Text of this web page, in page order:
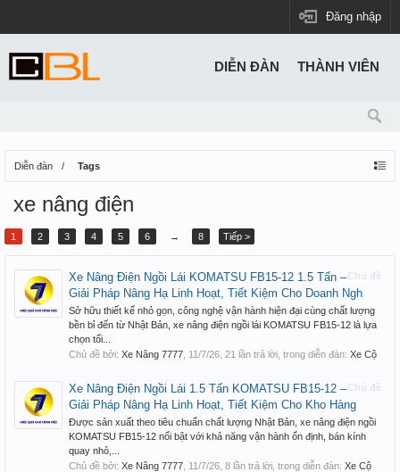
Đăng nhập
Diễn đàn Tags
xe nâng điện
1 2 3 4 5 6 → 8 Tiếp >
Chủ đề
Xe Nâng Điện Ngồi Lái KOMATSU FB15-12 1.5 Tấn –
Giải Pháp Nâng Hạ Linh Hoạt, Tiết Kiệm Cho Doanh Ngh
Sở hữu thiết kế nhỏ gọn, công nghệ vận hành hiện đại cùng chất lượng
bền bỉ đến từ Nhật Bản, xe nâng điện ngồi lái KOMATSU FB15-12 là lựa
chọn tối...
Chủ đề bởi: Xe Nâng 7777 11/7/26 , 21 lần trả lời, trong diễn đàn: Xe Cộ
Chủ đề
Xe Nâng Điện Ngồi Lái 1.5 Tấn KOMATSU FB15-12 –
Giải Pháp Nâng Hạ Linh Hoạt, Tiết Kiệm Cho Kho Hàng
Được sản xuất theo tiêu chuẩn chất lượng Nhật Bản, xe nâng điện ngồi
KOMATSU FB15-12 nổi bật với khả năng vận hành ổn định, bán kính
quay nhỏ,...
Chủ đề bởi: Xe Nâng 7777 11/7/26 , 8 lần trả lời, trong diễn đàn: Xe Cộ
DIỄN ĐÀN THÀNH VIÊN